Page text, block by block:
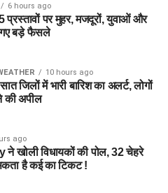
6 hours ago
प्रस्तावों पर मुहर, मजदूरों, युवाओं और
गए बड़े फैसले
10 hours ago
जिलों में भारी बारिश का अलर्ट, लोगों
की अपील
ago
खोली विधायकों की पोल, 32 चेहरे
है कई का टिकट !